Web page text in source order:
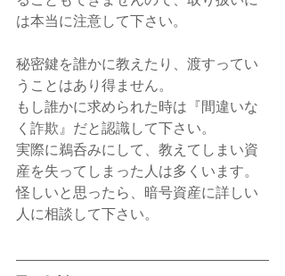
は本当に注意して下さい。
秘密鍵を誰かに教えたり、渡すってい
うことはあり得ません。
もし誰かに求められた時は『間違いな
く詐欺』だと認識して下さい。
実際に鵜呑みにして、教えてしまい資
産を失ってしまった人は多くいます。
怪しいと思ったら、暗号資産に詳しい
人に相談して下さい。